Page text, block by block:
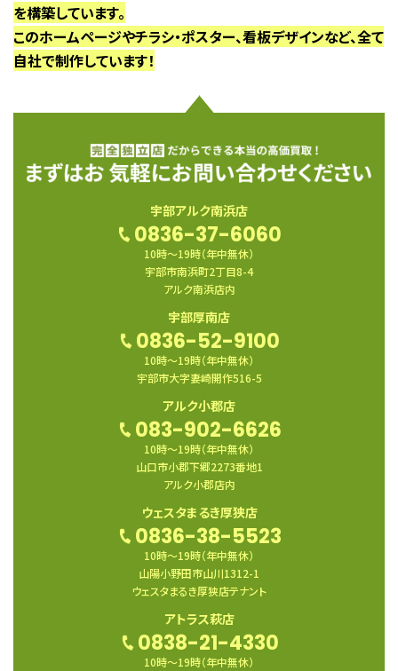
を構築しています。
このホームページやチラシ・ポスター、看板デザインなど、全て
自社で制作しています！
宇部アルク南浜店
0836-37-6060
10時〜19時（年中無休）
宇部市南浜町2丁目8-4
アルク南浜店内
宇部厚南店
0836-52-9100
10時〜19時（年中無休）
宇部市大字妻崎開作516-5
アルク小郡店
083-902-6626
10時〜19時（年中無休）
山口市小郡下郷2273番地1
アルク小郡店内
ウェスタまるき厚狭店
0836-38-5523
10時〜19時（年中無休）
山陽小野田市山川1312-1
ウェスタまるき厚狭店テナント
アトラス萩店
0838-21-4330
10時〜19時（年中無休）